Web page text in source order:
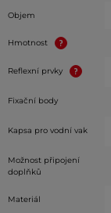
Objem
Hmotnost
Reflexní prvky
Fixační body
Kapsa pro vodní vak
Možnost připojení
doplňků
Materiál